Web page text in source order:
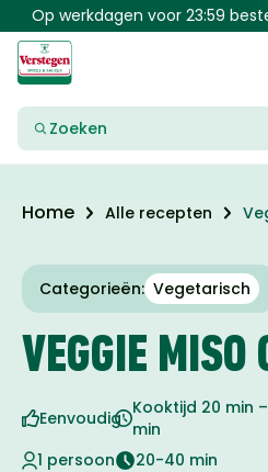
Skip to main content
Op werkdagen voor 23:59
Zoeken
Home Alle recepten
Categorieën: Vegetarisch
VEGGIE MISO
Eenvoudig Kooktijd 20 min
min
1 persoon
20-40 min